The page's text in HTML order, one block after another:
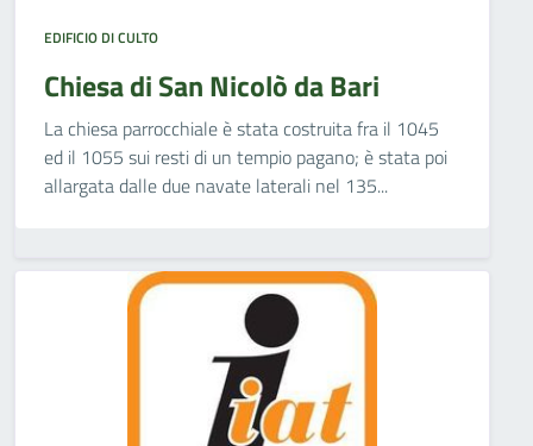
EDIFICIO DI CULTO
Chiesa di San Nicolò da Bari
La chiesa parrocchiale è stata costruita fra il 1045
ed il 1055 sui resti di un tempio pagano; è stata poi
allargata dalle due navate laterali nel 135...